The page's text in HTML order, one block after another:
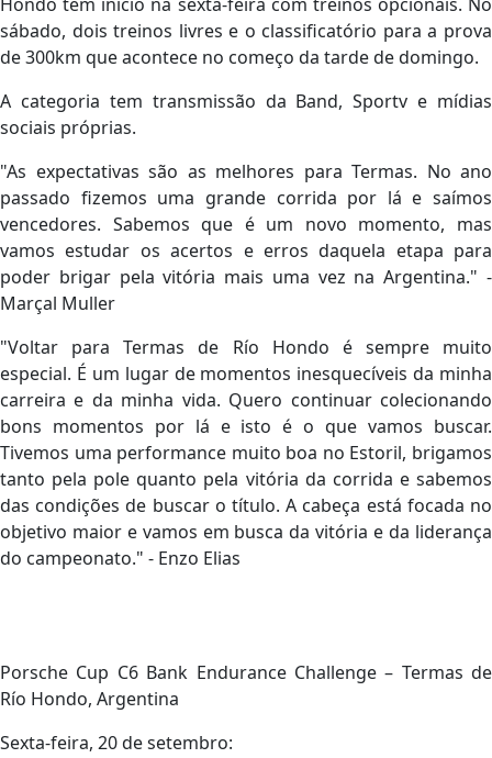
sábado, dois treinos livres e o classificatório para a prova
de 300km que acontece no começo da tarde de domingo.
A categoria tem transmissão da Band, Sportv e mídias
sociais próprias.
"As expectativas são as melhores para Termas. No ano
passado fizemos uma grande corrida por lá e saímos
vencedores. Sabemos que é um novo momento, mas
vamos estudar os acertos e erros daquela etapa para
poder brigar pela vitória mais uma vez na Argentina." -
Marçal Muller
"Voltar para Termas de Río Hondo é sempre muito
especial. É um lugar de momentos inesquecíveis da minha
carreira e da minha vida. Quero continuar colecionando
bons momentos por lá e isto é o que vamos buscar.
Tivemos uma performance muito boa no Estoril, brigamos
tanto pela pole quanto pela vitória da corrida e sabemos
das condições de buscar o título. A cabeça está focada no
objetivo maior e vamos em busca da vitória e da liderança
do campeonato." - Enzo Elias
Porsche Cup C6 Bank Endurance Challenge – Termas de
Río Hondo, Argentina
Sexta-feira, 20 de setembro: